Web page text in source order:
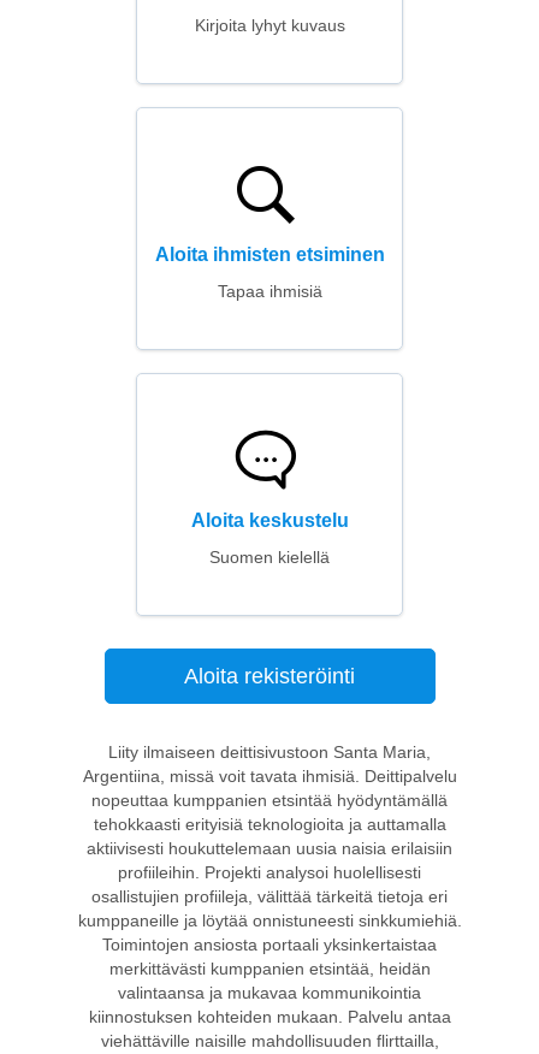
Kirjoita lyhyt kuvaus
Aloita ihmisten etsiminen
Tapaa ihmisiä
Aloita keskustelu
Suomen kielellä
Aloita rekisteröinti
Liity ilmaiseen deittisivustoon Santa Maria,
Argentiina, missä voit tavata ihmisiä. Deittipalvelu
nopeuttaa kumppanien etsintää hyödyntämällä
tehokkaasti erityisiä teknologioita ja auttamalla
aktiivisesti houkuttelemaan uusia naisia erilaisiin
profiileihin. Projekti analysoi huolellisesti
osallistujien profiileja, välittää tärkeitä tietoja eri
kumppaneille ja löytää onnistuneesti sinkkumiehiä.
Toimintojen ansiosta portaali yksinkertaistaa
merkittävästi kumppanien etsintää, heidän
valintaansa ja mukavaa kommunikointia
kiinnostuksen kohteiden mukaan. Palvelu antaa
viehättäville naisille mahdollisuuden flirttailla,